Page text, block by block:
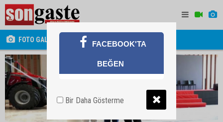
FOTO GALERİ FACEBOOK'TA
BEĞEN
Bir Daha Gösterme